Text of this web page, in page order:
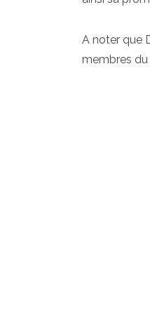
A noter que
membres du